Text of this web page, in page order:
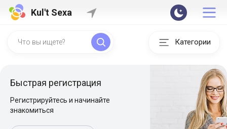
Kul't Sexa
Категории
Быстрая регистрация
Регистрируйтесь и начинайте
знакомиться